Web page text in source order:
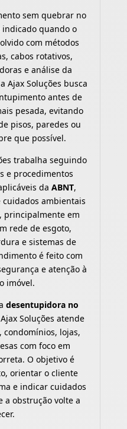
sem quebrar no
indicado quando o
com métodos
cabos rotativos,
e análise da
Ajax Soluções busca
antes de
pesada, evitando
pisos, paredes ou
que possível.
trabalha seguindo
e procedimentos
daABNT,
ambientais
principalmente em
rede de esgoto,
e sistemas de
é feito com
e atenção à
imóvel.
desentupidora no
Soluções atende
condomínios, lojas,
com foco em
O objetivo é
orientar o cliente
e indicar cuidados
a obstrução volte a